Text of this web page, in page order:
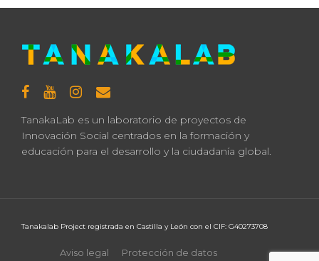
TanakaLab es un laboratorio de proyectos de
Innovación Social centrados en la formación y
educación para el desarrollo y la ciudadanía global.
Tanakalab Project registrada en Castilla y León con el CIF: G40273708
Aviso legal Protección de datos